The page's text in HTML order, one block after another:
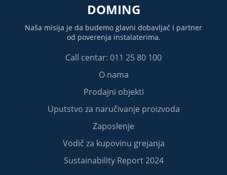
DOMING
Naša misija je da budemo glavni dobavljač i partner
od poverenja instalaterima.
Call centar: 011 25 80 100
O nama
Prodajni objekti
Uputstvo za naručivanje proizvoda
Zaposlenje
Vodič za kupovinu grejanja
Sustainability Report 2024